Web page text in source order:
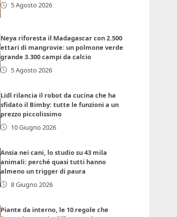
5 Agosto 2026
Neya riforesta il Madagascar con 2.500
ettari di mangrovie: un polmone verde
grande 3.300 campi da calcio
5 Agosto 2026
Lidl rilancia il robot da cucina che ha
sfidato il Bimby: tutte le funzioni a un
prezzo piccolissimo
10 Giugno 2026
Ansia nei cani, lo studio su 43 mila
animali: perché quasi tutti hanno
almeno un trigger di paura
8 Giugno 2026
Piante da interno, le 10 regole che